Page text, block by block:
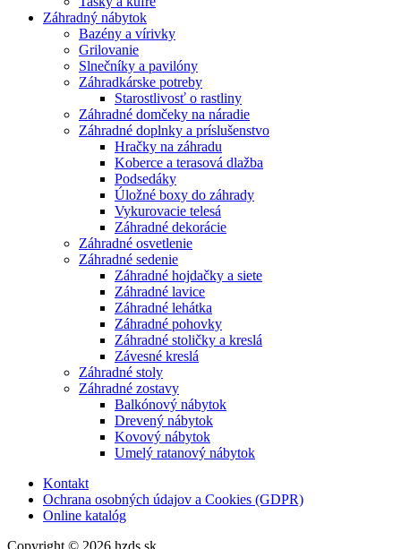
Záhradný nábytok
Bazény a vírivky
Grilovanie
Slnečníky a pavilóny
Záhradkárske potreby
Starostlivosť o rastliny
Záhradné domčeky na náradie
Záhradné doplnky a príslušenstvo
Hračky na záhradu
Koberce a terasová dlažba
Podsedáky
Úložné boxy do záhrady
Vykurovacie telesá
Záhradné dekorácie
Záhradné osvetlenie
Záhradné sedenie
Záhradné hojdačky a siete
Záhradné lavice
Záhradné lehátka
Záhradné pohovky
Záhradné stoličky a kreslá
Závesné kreslá
Záhradné stoly
Záhradné zostavy
Balkónový nábytok
Drevený nábytok
Kovový nábytok
Umelý ratanový nábytok
Kontakt
Ochrana osobných údajov a Cookies (GDPR)
Online katalóg
Copyright © 2026 hzds.sk